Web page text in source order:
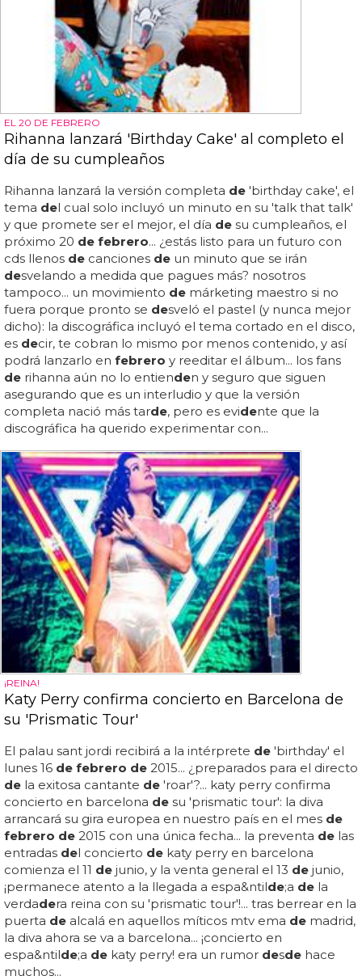
EL 20 DE FEBRERO
Rihanna lanzará 'Birthday Cake' al completo el
día de su cumpleaños
Rihanna lanzará la versión completa de 'birthday cake', el
tema del cual solo incluyó un minuto en su 'talk that talk'
y que promete ser el mejor, el día de su cumpleaños, el
próximo 20 de febrero... ¿estás listo para un futuro con
cds llenos de canciones de un minuto que se irán
desvelando a medida que pagues más? nosotros
tampoco... un movimiento de márketing maestro si no
fuera porque pronto se desveló el pastel (y nunca mejor
dicho): la discográfica incluyó el tema cortado en el disco,
es decir, te cobran lo mismo por menos contenido, y así
podrá lanzarlo en febrero y reeditar el álbum... los fans
de rihanna aún no lo entienden y seguro que siguen
asegurando que es un interludio y que la versión
completa nació más tarde, pero es evidente que la
discográfica ha querido experimentar con...
¡REINA!
Katy Perry confirma concierto en Barcelona de
su 'Prismatic Tour'
El palau sant jordi recibirá a la intérprete de 'birthday' el
lunes 16 de febrero de 2015... ¿preparados para el directo
de la exitosa cantante de 'roar'?... katy perry confirma
concierto en barcelona de su 'prismatic tour': la diva
arrancará su gira europea en nuestro país en el mes de
febrero de 2015 con una única fecha... la preventa de las
entradas del concierto de katy perry en barcelona
comienza el 11 de junio, y la venta general el 13 de junio,
¡permanece atento a la llegada a espa&ntilde;a de la
verdadera reina con su 'prismatic tour'!... tras berrear en la
puerta de alcalá en aquellos míticos mtv ema de madrid,
la diva ahora se va a barcelona... ¡concierto en
espa&ntilde;a de katy perry! era un rumor desde hace
muchos...